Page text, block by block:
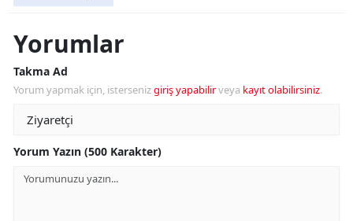
Yorumlar
Takma Ad
Yorum yapmak için, istersenizgiriş yapabilirveya kayıt olabilirsiniz.
Yorum Yazın (500 Karakter)